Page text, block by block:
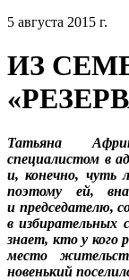
5 августа 2015 г.
ИЗ
Татьяна
специалистом в
и, конечно, чуть
поэтому ей,
и председателю,
в избирательных
знает, кто у кого
место
новенький